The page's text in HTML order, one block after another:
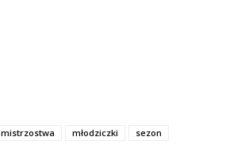
mistrzostwa młodziczki
sezon